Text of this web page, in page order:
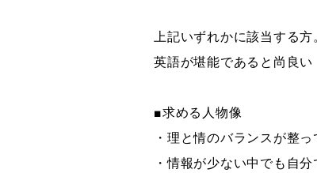
上記いずれかに該当する方
英語が堪能であると尚良い
■求める人物像
・理と情のバランスが整
・情報が少ない中でも自